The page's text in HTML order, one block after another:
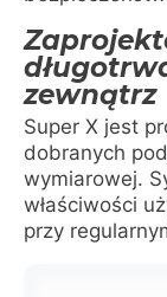
zewnątrz
Super X jest
dobranych
wymiarowej.
właściwości
przy